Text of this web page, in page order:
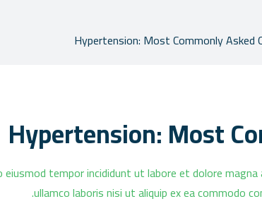
Hypertension: Most Commonly Asked
Hypertension: Most
tempor incididunt ut labore et dolore
ullamco laboris nisi ut aliquip ex ea commodo